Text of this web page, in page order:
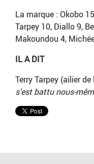
La marque : Okobo
Tarpey 10, Diallo 9,
Makoundou 4,
IL A DIT
Terry Tarpey (ailier
s’est battu nous-